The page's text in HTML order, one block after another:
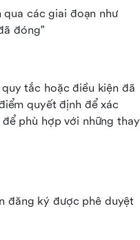
các giai đoạn như
đóng"
tắc hoặc điều kiện đã
quyết định để xác
phù hợp với những thay
đăng ký được phê duyệt